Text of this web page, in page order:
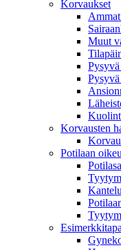
Korvaukset
Muut
Korvausten
Potilaan